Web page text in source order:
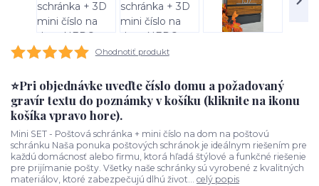
Ohodnotiť produkt
⭐Pri objednávke uveďte číslo domu a požadovaný
gravír textu do poznámky v košíku (kliknite na ikonu
košíka vpravo hore).
Mini SET - Poštová schránka + mini číslo na dom na poštovú
schránku Naša ponuka poštových schránok je ideálnym riešením pre
každú domácnosť alebo firmu, ktorá hľadá štýlové a funkčné riešenie
pre prijímanie pošty. Všetky naše schránky sú vyrobené z kvalitných
materiálov, ktoré zabezpečujú dlhú život... celý popis